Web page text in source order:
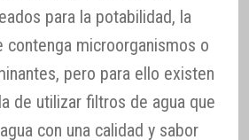
para la potabilidad, la
contenga microorganismos o
pero para ello existen
de utilizar filtros de agua que
con una calidad y sabor